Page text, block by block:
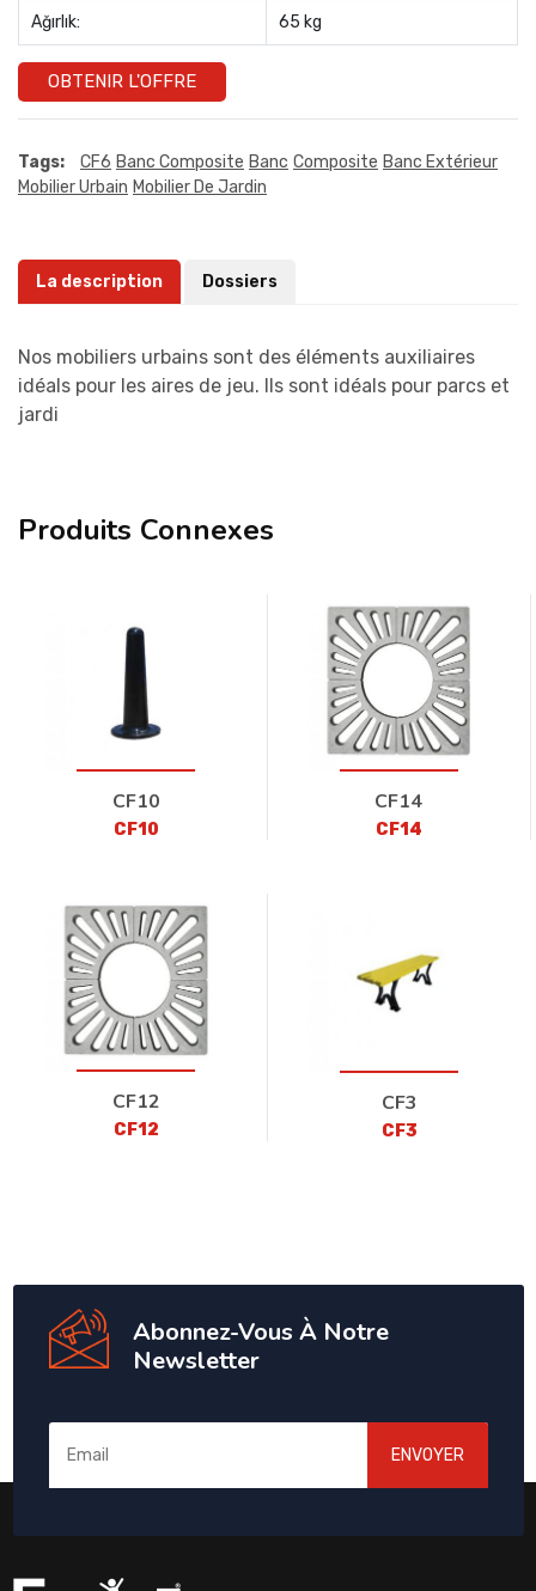
Ağırlık: 65 kg
OBTENIR L'OFFRE
Tags: CF6 Banc Composite Banc Composite Banc Extérieur
Mobilier Urbain Mobilier De Jardin
La description Dossiers
Nos mobiliers urbains sont des éléments auxiliaires
idéals pour les aires de jeu. Ils sont idéals pour parcs et
jardi
Produits Connexes
CF10
CF10
CF14
CF14
CF12
CF12
CF3
CF3
Abonnez-Vous À Notre
Newsletter
ENVOYER